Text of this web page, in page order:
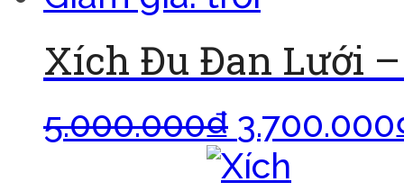
Xích Đu Đan Lưới
5.000.000₫ 3.700.000